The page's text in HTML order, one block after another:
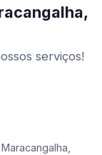
serviços!
Maracangalha,